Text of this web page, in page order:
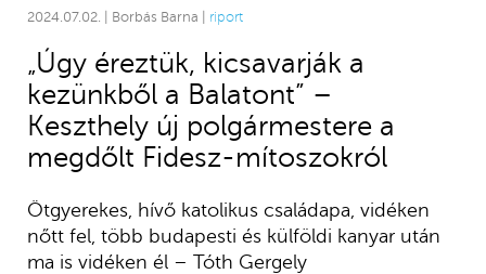
2024.07.02. | Borbás Barna | riport
„Úgy éreztük, kicsavarják a
kezünkből a Balatont” –
Keszthely új polgármestere a
megdőlt Fidesz-mítoszokról
Ötgyerekes, hívő katolikus családapa, vidéken
nőtt fel, több budapesti és külföldi kanyar után
ma is vidéken él – Tóth Gergely